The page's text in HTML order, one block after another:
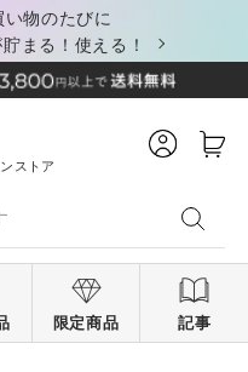
物のたびに
まる！使える！
ストア
限定商品 記事